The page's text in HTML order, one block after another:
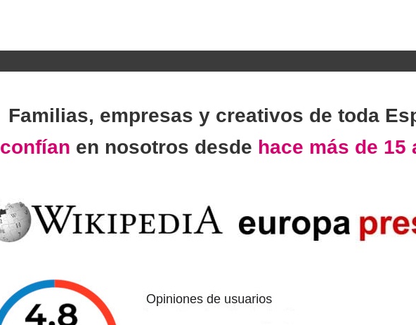
Familias, empresas y creativos de toda
confían en nosotros desde hace más de 15